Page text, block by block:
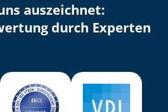
auszeichnet:
durch Experten